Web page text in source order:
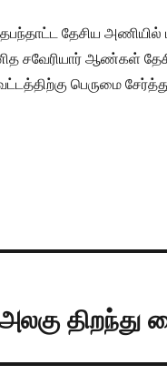
தேசிய
சவேரியார் ஆண்கள்
பெருமை
திறந்து